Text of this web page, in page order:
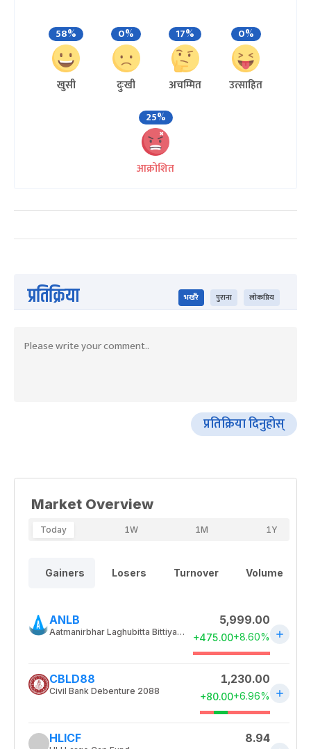
58%
खुसी
0%
दुःखी
17%
अचम्मित
0%
उत्साहित
25%
आक्रोशित
प्रतिक्रिया भर्खरै पुराना लोकप्रिय
प्रतिक्रिया दिनुहोस्